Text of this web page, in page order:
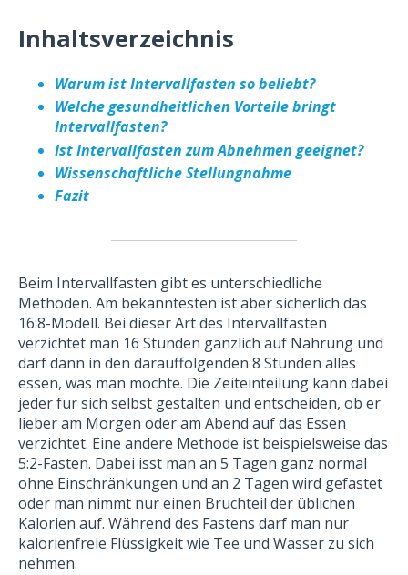
Inhaltsverzeichnis
Warum ist Intervallfasten so beliebt?
Welche gesundheitlichen Vorteile bringt
Intervallfasten?
Ist Intervallfasten zum Abnehmen geeignet?
Wissenschaftliche Stellungnahme
Fazit
Beim Intervallfasten gibt es unterschiedliche
Methoden. Am bekanntesten ist aber sicherlich das
16:8-Modell. Bei dieser Art des Intervallfasten
verzichtet man 16 Stunden gänzlich auf Nahrung und
darf dann in den darauffolgenden 8 Stunden alles
essen, was man möchte. Die Zeiteinteilung kann dabei
jeder für sich selbst gestalten und entscheiden, ob er
lieber am Morgen oder am Abend auf das Essen
verzichtet. Eine andere Methode ist beispielsweise das
5:2-Fasten. Dabei isst man an 5 Tagen ganz normal
ohne Einschränkungen und an 2 Tagen wird gefastet
oder man nimmt nur einen Bruchteil der üblichen
Kalorien auf. Während des Fastens darf man nur
kalorienfreie Flüssigkeit wie Tee und Wasser zu sich
nehmen.